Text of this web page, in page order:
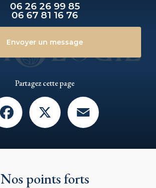
06 26 26 99 85
06 67 81 16 76
Envoyer un message
Partagez cette page
Facebook
Nos points forts